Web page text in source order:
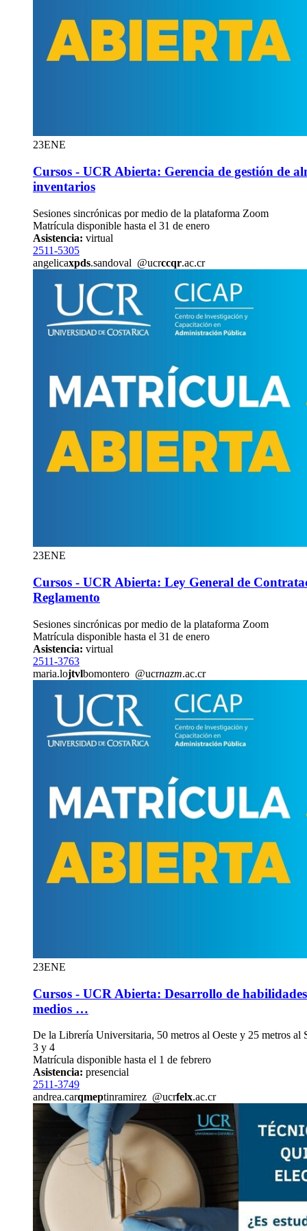
23ENE
Cursos - UCR Abierta: Gerencia de gestión de
inventarios
Sesiones sincrónicas por medio de la plataforma Zoom
Matrícula disponible hasta el 31 de enero
Asistencia: virtual
2511-5305
angelicaxpds.sandoval @ucrccqr.ac.cr
23ENE
Cursos - UCR Abierta: Ley General de
Reglamento
Sesiones sincrónicas por medio de la plataforma Zoom
Matrícula disponible hasta el 31 de enero
Asistencia: virtual
2511-3763
maria.lojtvlbomontero @ucrnazm.ac.cr
23ENE
Cursos - UCR Abierta: Desarrollo de
medios …
De la Librería Universitaria, 50 metros al Oeste y 25 metros
3 y 4
Matrícula disponible hasta el 1 de febrero
Asistencia: presencial
2511-3749
andrea.carqmeptinramirez @ucrfelx.ac.cr